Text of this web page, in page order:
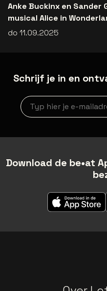
Anke Buckinx en Sander
musical Alice in
do 11.09.2025
Schrijf je in en
Nieuwsbrief aanmelding
Download de be•at